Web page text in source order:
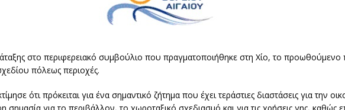
στο περιφερειακό συμβούλιο που πραγματοποιήθηκε στη Χίο, το προωθούμενο
πόλεως περιοχές.
ότι πρόκειται για ένα σημαντικό ζήτημα που έχει τεράστιες διαστάσεις για την